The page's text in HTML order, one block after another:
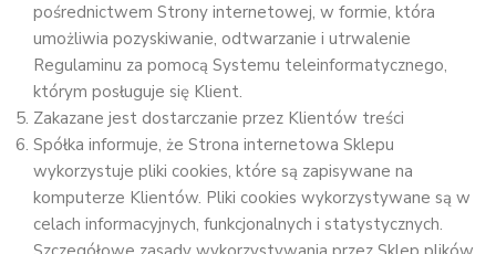
pośrednictwem Strony internetowej, w formie, która
umożliwia pozyskiwanie, odtwarzanie i utrwalenie
Regulaminu za pomocą Systemu teleinformatycznego,
którym posługuje się Klient.
Zakazane jest dostarczanie przez Klientów treści
Spółka informuje, że Strona internetowa Sklepu
wykorzystuje pliki cookies, które są zapisywane na
komputerze Klientów. Pliki cookies wykorzystywane są w
celach informacyjnych, funkcjonalnych i statystycznych.